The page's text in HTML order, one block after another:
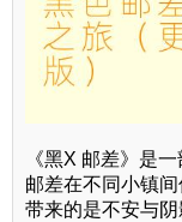
《黑X 邮差》是
邮差在不同小镇
带来的是不安与